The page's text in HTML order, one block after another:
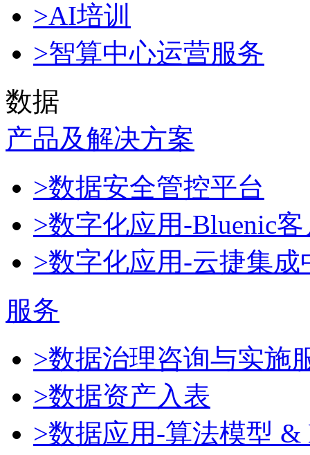
>AI培训
>智算中心运营服务
数据
产品及解决方案
>数据安全管控平台
>数字化应用-Bluenic
>数字化应用-云捷集成
服务
>数据治理咨询与实施
>数据资产入表
>数据应用-算法模型 &